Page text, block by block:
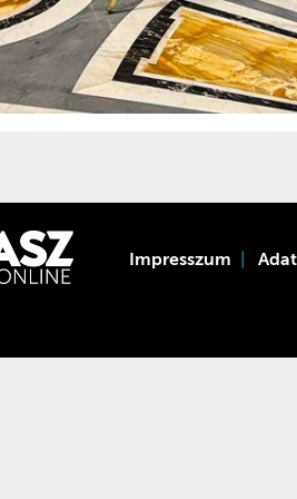
Impresszum